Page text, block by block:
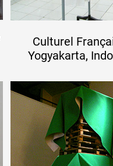
Culturel
Yogyakarta,